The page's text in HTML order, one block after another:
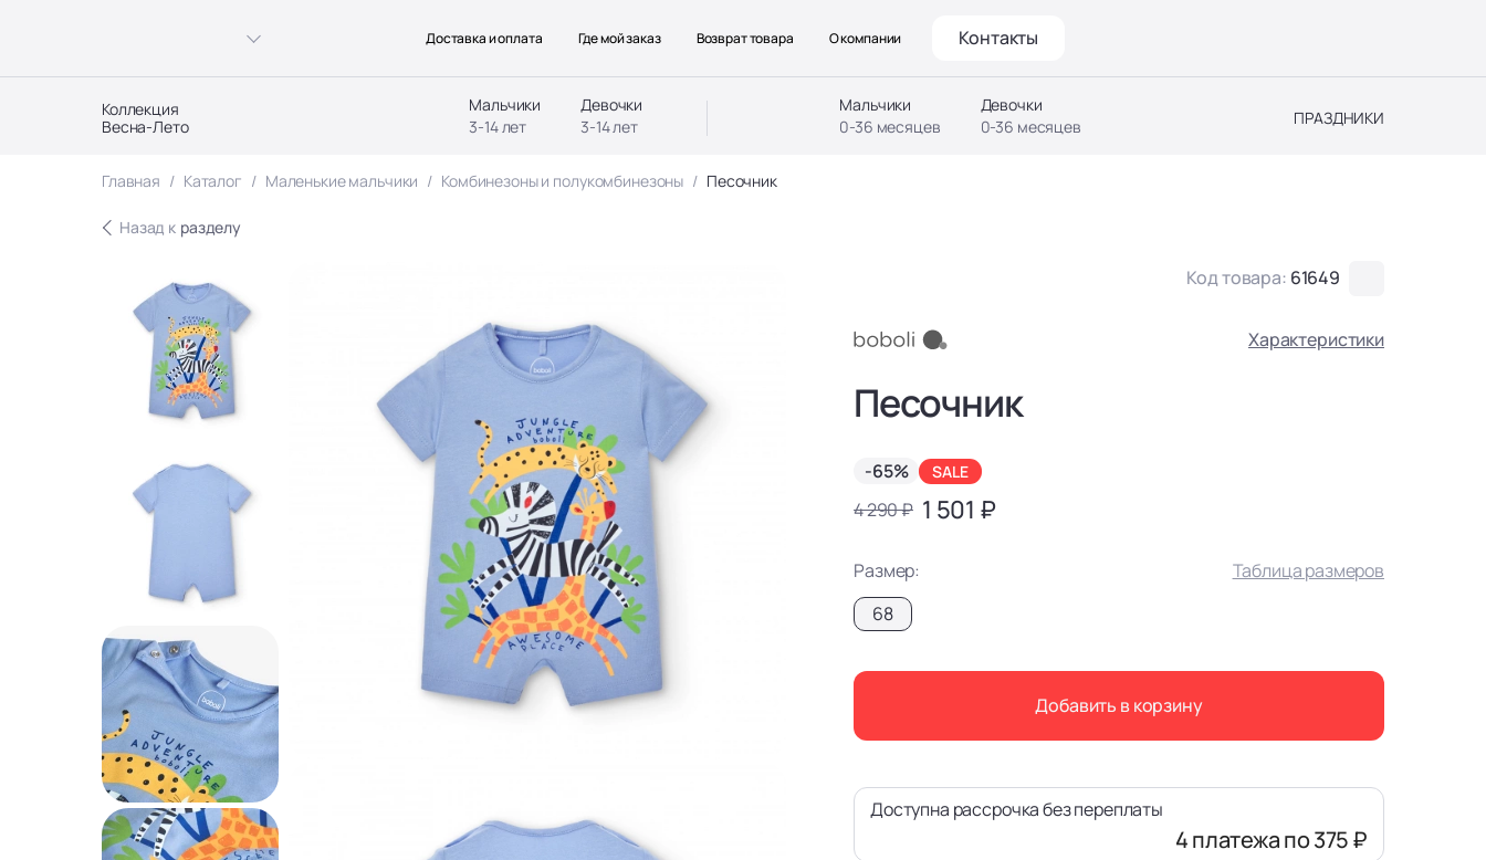
Коллекция
Весна-Лето
Мальчики
3-14 лет
Девочки
3-14 лет
Мальчики
0-36 месяцев
Девочки
0-36 месяцев
ПРАЗДНИКИ
Доставка и оплата Где мой заказ Возврат товара О компании Контакты
Главная Каталог Маленькие мальчики Комбинезоны и полукомбинезоны Песочник
Назад к разделу
Код товара: 61649
Характеристики
Песочник
-65% SALE
4 290 ₽ 1 501 ₽
Размер:
Таблица размеров
68
Добавить в корзину
Доступна рассрочка без переплаты
4 платежапо 375 ₽